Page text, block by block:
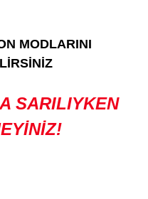
MODLARINI
SARILIYKEN